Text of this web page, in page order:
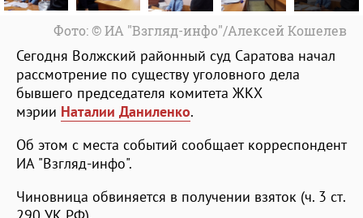
Фото: © ИА "Взгляд-инфо"/Алексей Кошелев
Сегодня Волжский районный суд Саратова начал
рассмотрение по существу уголовного дела
бывшего председателя комитета ЖКХ
мэрии Наталии Даниленко.
Об этом с места событий сообщает корреспондент
ИА "Взгляд-инфо".
Чиновница обвиняется в получении взяток (ч. 3 ст.